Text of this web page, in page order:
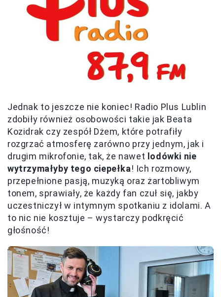
Jednak to jeszcze nie koniec! Radio Plus Lublin
zdobiły również osobowości takie jak Beata
Kozidrak czy zespół Dżem, które potrafiły
rozgrzać atmosferę zarówno przy jednym, jak i
drugim mikrofonie, tak, że nawet lodówki nie
wytrzymałyby tego ciepełka! Ich rozmowy,
przepełnione pasją, muzyką oraz żartobliwym
tonem, sprawiały, że każdy fan czuł się, jakby
uczestniczył w intymnym spotkaniu z idolami. A
to nic nie kosztuje – wystarczy podkręcić
głośność!